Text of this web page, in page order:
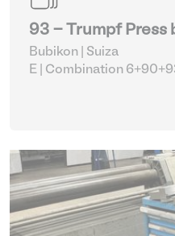
93 - Trumpf Press
Bubikon | Suiza
E | Combination